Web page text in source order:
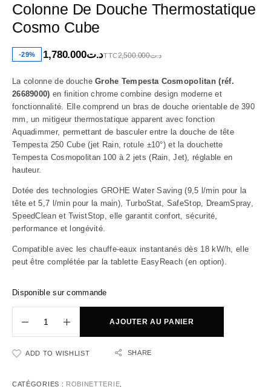
Colonne De Douche Thermostatique
Cosmo Cube
-29% د.ت2,500.000 د.ت1,780.000 TTC
La colonne de doucheGrohe Tempesta Cosmopolitan (réf.
26689000) en finition chrome combine design moderne et
fonctionnalité. Elle comprend un bras de douche orientable de 390
mm, un mitigeur thermostatique apparent avec fonction
Aquadimmer, permettant de basculer entre la douche de tête
Tempesta 250 Cube (jet Rain, rotule ±10°) et la douchette
Tempesta Cosmopolitan 100 à 2 jets (Rain, Jet), réglable en
hauteur.
Dotée des technologies GROHE Water Saving (9,5 l/min pour la
tête et 5,7 l/min pour la main), TurboStat, SafeStop, DreamSpray,
SpeedClean et TwistStop, elle garantit confort, sécurité,
performance et longévité.
Compatible avec les chauffe-eaux instantanés dès 18 kW/h, elle
peut être complétée par la tablette EasyReach (en option).
Disponible sur commande
AJOUTER AU PANIER
ADD TO WISHLIST SHARE
CATÉGORIES : ROBINETTERIE